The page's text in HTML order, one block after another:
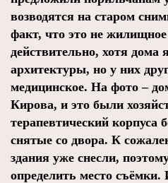
возводятся на старом
факт, что это не
действительно, хотя дома
архитектуры, но у них
медицинское. На фото –
Кирова, и это были
терапевтический корпуса
снятые со двора. К
здания уже снесли,
определить место